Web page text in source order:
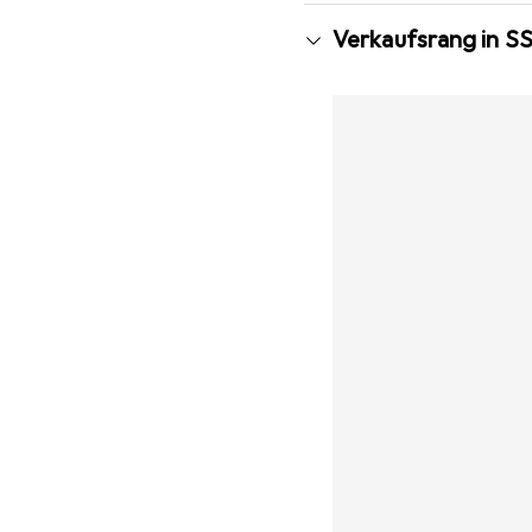
Verkaufsrang in